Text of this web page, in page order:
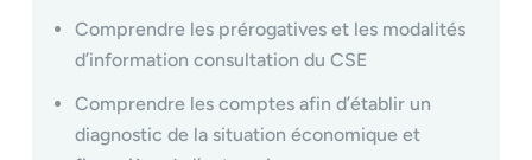
Comprendre les prérogatives et les modalités
d’information consultation du CSE
Comprendre les comptes afin d’établir un
diagnostic de la situation économique et